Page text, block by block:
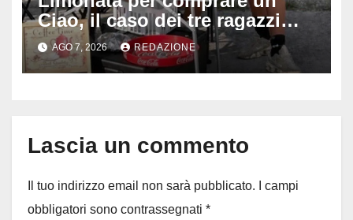
Ciao, il caso dei tre ragazzi
divide l’Italia: Fedriga li invita
in Regione, Vannacci li
difende
AGO 7, 2026 REDAZIONE
Lascia un commento
Il tuo indirizzo email non sarà pubblicato.
I campi
obbligatori sono contrassegnati *